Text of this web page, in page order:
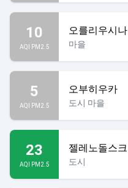
10
AQI PM2.5
오를리우시나
마을
5
AQI PM2.5
오부히우카
도시 마을
23
AQI PM2.5
젤레노돌스크
도시